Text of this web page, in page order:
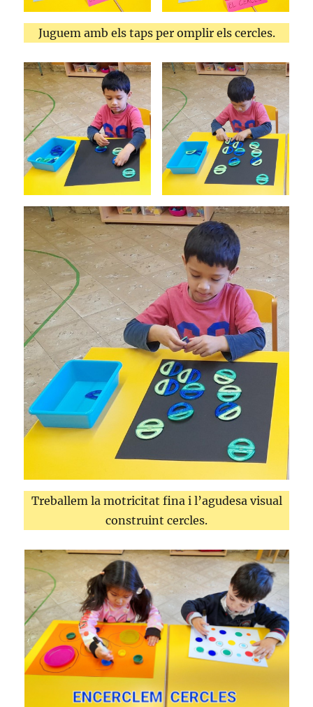
Juguem amb els taps per omplir els cercles.
Treballem la motricitat fina i l’agudesa visual
construint cercles.